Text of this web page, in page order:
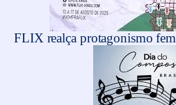
FLIX realça protagonismo